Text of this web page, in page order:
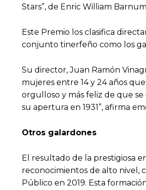
Stars”, de Enric William
Este Premio los clasifica
conjunto tinerfeño como los
Su director, Juan Ramón
mujeres entre 14 y 24 años
orgulloso y más feliz de que
su apertura en 1931”, afirma
Otros galardones
El resultado de la prestigiosa
reconocimientos de alto nivel,
Público en 2019. Esta